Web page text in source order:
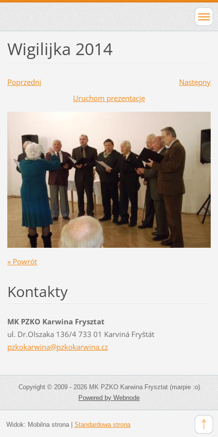
Wigilijka 2014
Poprzedni
Następny
Uruchom prezentację
« Powrót
Kontakty
MK PZKO Karwina Frysztat
ul. Dr.Olszaka 136/4 733 01 Karviná Fryštát
pzkokarwina@pzkokarwina.cz
Copyright © 2009 - 2026 MK PZKO Karwina Frysztat (marpie :o)
Powered by Webnode
Widok: Mobilna strona| Standardowa strona